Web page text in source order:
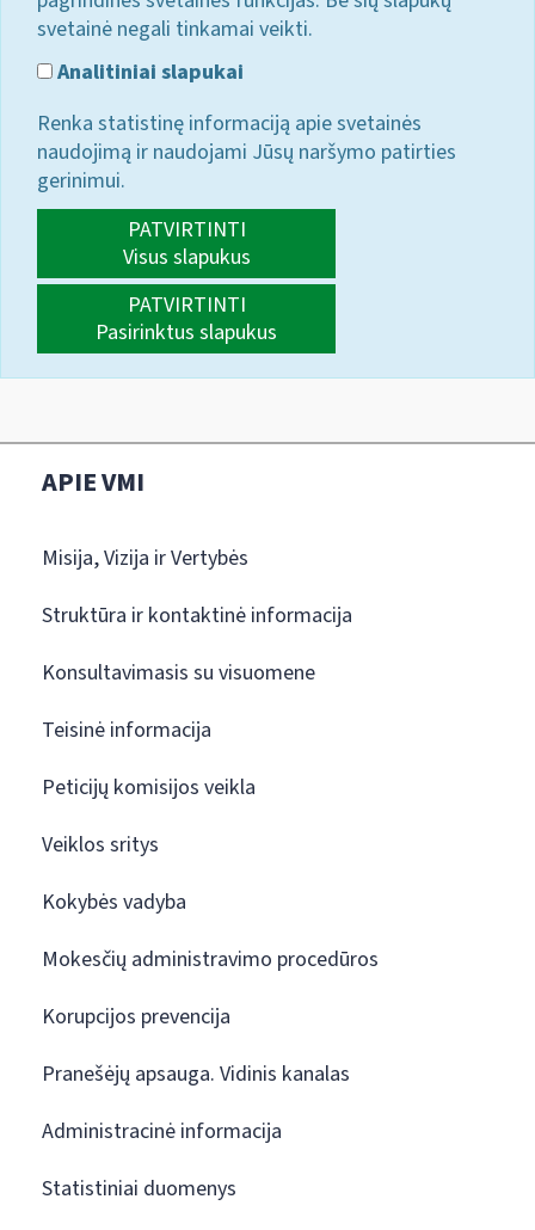
svetainė negali tinkamai veikti.
Analitiniai slapukai
Renka statistinę informaciją apie svetainės
naudojimą ir naudojami Jūsų naršymo patirties
gerinimui.
PATVIRTINTI
Visus slapukus
PATVIRTINTI
Pasirinktus slapukus
APIE VMI
Misija, Vizija ir Vertybės
Struktūra ir kontaktinė informacija
Konsultavimasis su visuomene
Teisinė informacija
Peticijų komisijos veikla
Veiklos sritys
Kokybės vadyba
Mokesčių administravimo procedūros
Korupcijos prevencija
Pranešėjų apsauga. Vidinis kanalas
Administracinė informacija
Statistiniai duomenys